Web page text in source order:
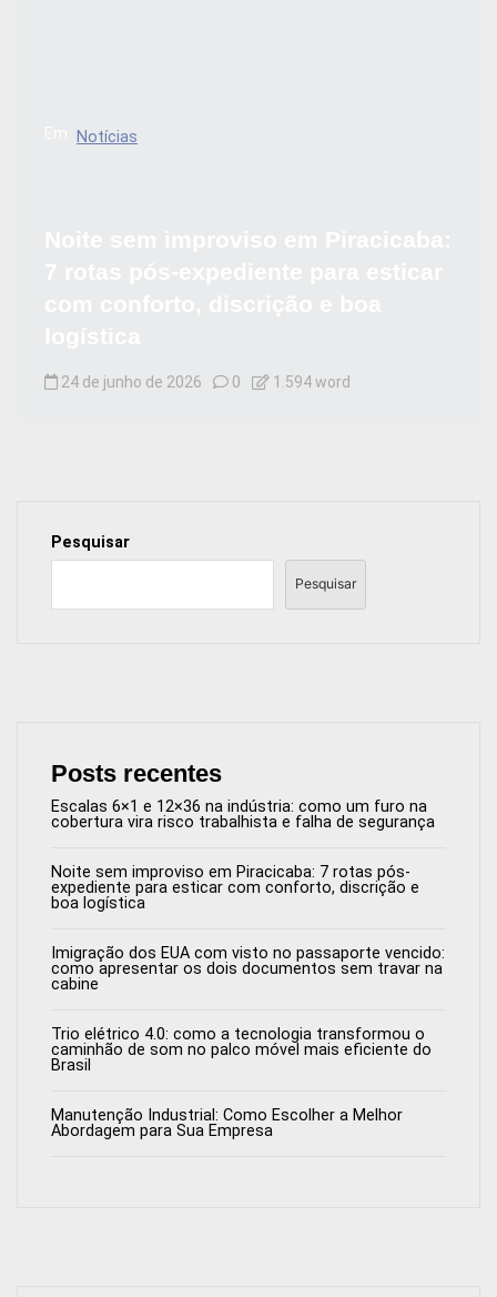
Notícias
24 de junho de 2026 0 1.594 word
Pesquisar
Pesquisar
Posts recentes
Escalas 6×1 e 12×36 na indústria: como um furo na
cobertura vira risco trabalhista e falha de segurança
Noite sem improviso em Piracicaba: 7 rotas pós-
expediente para esticar com conforto, discrição e
boa logística
Imigração dos EUA com visto no passaporte vencido:
como apresentar os dois documentos sem travar na
cabine
Trio elétrico 4.0: como a tecnologia transformou o
caminhão de som no palco móvel mais eficiente do
Brasil
Manutenção Industrial: Como Escolher a Melhor
Abordagem para Sua Empresa